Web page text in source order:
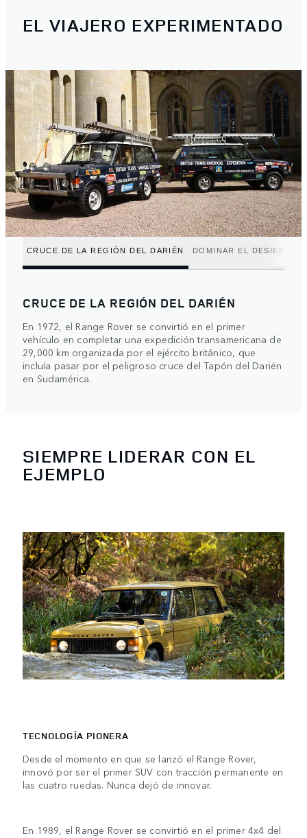
EL VIAJERO EXPERIMENTADO
CRUCE DE LA REGIÓN DEL DARIÉN DOMINAR EL DESIERTO
CRUCE DE LA REGIÓN DEL DARIÉN
En 1972, el Range Rover se convirtió en el primer
vehículo en completar una expedición transamericana de
29,000 km organizada por el ejército británico, que
incluía pasar por el peligroso cruce del Tapón del Darién
en Sudamérica.
SIEMPRE LIDERAR CON EL
EJEMPLO
TECNOLOGÍA PIONERA
Desde el momento en que se lanzó el Range Rover,
innovó por ser el primer SUV con tracción permanente en
las cuatro ruedas. Nunca dejó de innovar.
En 1989, el Range Rover se convirtió en el primer 4x4 del